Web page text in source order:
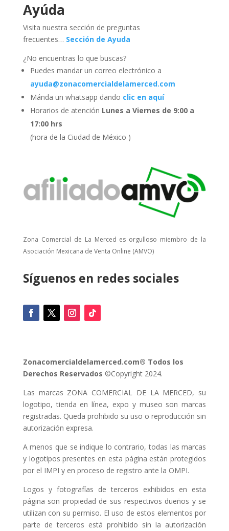
Ayúda
Visita nuestra sección de preguntas
frecuentes… Sección de Ayuda
¿No encuentras lo que buscas?
Puedes mandar un correo electrónico a
ayuda@zonacomercialdelamerced.com
Mánda un whatsapp dando clic en aquí
Horarios de atención Lunes a Viernes de 9:00 a
17:00 hrs
(hora de la Ciudad de México )
Zona Comercial de La Merced es orgulloso miembro de la
Asociación Mexicana de Venta Online (AMVO)
Síguenos en redes sociales
Zonacomercialdelamerced.com® Todos los
Derechos Reservados ©Copyright 2024.
Las marcas ZONA COMERCIAL DE LA MERCED, su
logotipo, tienda en línea, expo y museo son marcas
registradas. Queda prohibido su uso o reproducción sin
autorización expresa.
A menos que se indique lo contrario, todas las marcas
y logotipos presentes en esta página están protegidos
por el IMPI y en proceso de registro ante la OMPI.
Logos y fotografías de terceros exhibidos en esta
página son propiedad de sus respectivos dueños y se
utilizan con su permiso. El uso de estos elementos por
parte de terceros está prohibido sin la autorización